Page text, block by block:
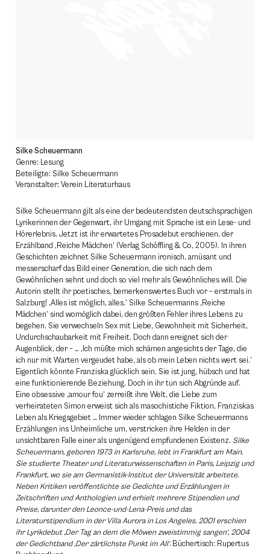
Silke Scheuermann
Genre: Lesung
Beteiligte: Silke Scheuermann
Veranstalter: Verein Literaturhaus
Silke Scheuermann gilt als eine der bedeutendsten deutschsprachigen
Lyrikerinnen der Gegenwart, ihr Umgang mit Sprache ist ein Lese- und
Hörerlebnis. Jetzt ist ihr erwartetes Prosadebut erschienen, der
Erzählband ‚Reiche Mädchen‘ (Verlag Schöffling & Co, 2005). In ihren
Geschichten zeichnet Silke Scheuermann ironisch, amüsant und
messerscharf das Bild einer Generation, die sich nach dem
Gewöhnlichen sehnt und doch so viel mehr als Gewöhnliches will. Die
Autorin stellt ihr poetisches, bemerkenswertes Buch vor – erstmals in
Salzburg! ‚Alles ist möglich, alles.‘ Silke Scheuermanns ‚Reiche
Mädchen‘ sind womöglich dabei, den größten Fehler ihres Lebens zu
begehen. Sie verwechseln Sex mit Liebe, Gewohnheit mit Sicherheit,
Undurchschaubarkeit mit Freiheit. Doch dann ereignet sich der
Augenblick, der – … ‚Ich müßte mich schämen angesichts der Tage, die
ich nur mit Warten vergeudet habe, als ob mein Leben nichts wert sei.‘
Eigentlich könnte Franziska glücklich sein. Sie ist jung, hübsch und hat
eine funktionierende Beziehung. Doch in ihr tun sich Abgründe auf.
Eine obsessive ‚amour fou‘ zerreißt ihre Welt, die Liebe zum
verheirateten Simon erweist sich als masochistiche Fiktion, Franziskas
Leben als Kriegsgebiet … Immer wieder schlagen Silke Scheuermanns
Erzählungen ins Unheimliche um, verstricken ihre Helden in der
unsichtbaren Falle einer als ungenügend empfundenen Existenz. Silke
Scheuermann, geboren 1973 in Karlsruhe, lebt in Frankfurt am Main.
Sie studierte Theater und Literaturwissenschaften in Paris, Leipzig und
Frankfurt, wo sie am Germanistik-Institut der Universität arbeitete.
Neben Kritiken veröffentlichte sie Gedichte und Erzählungen in
Zeitschriften und Anthologien und erhielt mehrere Stipendien und
Preise, darunter den Leonce-und-Lena-Preis und das
Literaturstipendium in der Villa Aurora in Los Angeles. 2001 erschien
ihr Lyrikdebut ‚Der Tag an dem die Möwen zweistimmig sangen‘, 2004
der Gedichtband ‚Der zärtlichste Punkt im All‘. Büchertisch: Rupertus